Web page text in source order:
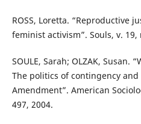
ROSS, Loretta. “Reproductive
feminist activism”. Souls, v. 19,
SOULE, Sarah; OLZAK, Susan.
The politics of contingency
Amendment”. American
497, 2004.